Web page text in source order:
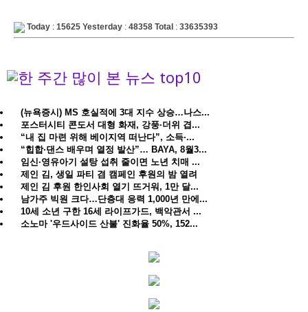
Today : 15625 Yesterday : 48358 Total : 33635393
(뉴욕증시) MS 호실적에 3대 지수 상승…나스...
포스터시티 콘도서 대형 화재, 강풍·더위 겹...
“내 집 마련 위해 베이지역 떠난다”, 소득·...
“힙합·댄스 배우며 열정 발산”… BAYA, 8월3...
임신·영유아기 설탕 섭취 줄이면 노년 치매 ...
제인 김, 생일 파티 겸 캠페인 후원의 밤 열려
제인 김 후원 한인사회 열기 뜨거워, 1만 달...
남가주 빅원 크다…단층대 응력 1,000년 만에...
10세 소년 구한 16세 라이프가드, 백악관서 ...
소노마 '우드사이드 산불' 진화율 50%, 152...